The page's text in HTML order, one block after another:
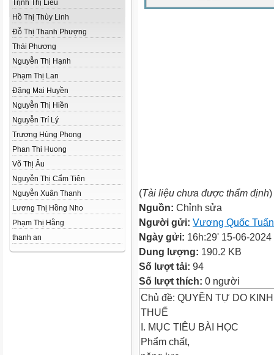
Trịnh Thị Liễu
Hồ Thị Thùy Linh
Đỗ Thị Thanh Phượng
Thái Phương
Nguyễn Thị Hạnh
Phạm Thị Lan
Đặng Mai Huyền
Nguyễn Thị Hiền
Nguyễn Trí Lý
Trương Hùng Phong
Phan Thi Huong
Võ Thị Âu
Nguyễn Thị Cẩm Tiên
Nguyễn Xuân Thanh
Lương Thị Hồng Nho
Phạm Thị Hằng
thanh an
(Tài liệu chưa được thẩm định)
Nguồn: Chỉnh sửa
Người gửi: Vương Quốc Tuấn
Ngày gửi: 16h:29' 15-06-2024
Dung lượng: 190.2 KB
Số lượt tải: 94
Số lượt thích: 0 người
Chủ đề: QUYỀN TỰ DO
THUẾ
I. MỤC TIÊU BÀI HỌC
Phẩm chất,